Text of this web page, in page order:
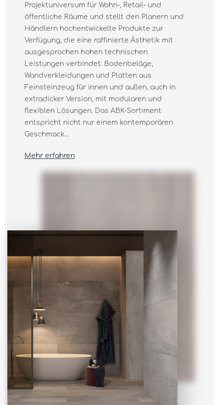
Projektuniversum für Wohn-, Retail- und
öffentliche Räume und stellt den Planern und
Händlern hochentwickelte Produkte zur
Verfügung, die eine raffinierte Ästhetik mit
ausgesprochen hohen technischen
Leistungen verbindet: Bodenbeläge,
Wandverkleidungen und Platten aus
Feinsteinzeug für innen und außen, auch in
extradicker Version, mit modularen und
flexiblen Lösungen. Das ABK-Sortiment
entspricht nicht nur einem kontemporären
Geschmack...
Mehr erfahren